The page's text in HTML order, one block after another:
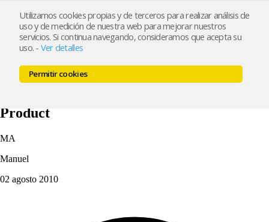
Utilizamos cookies propias y de terceros para realizar análisis de
uso y de medición de nuestra web para mejorar nuestros
servicios. Si continua navegando, consideramos que acepta su
uso. - Ver detalles
Permitir cookies
Inicio Características Ejemplos Precios Blog Contacto
Crear mi tienda
Inicio Características Ejemplos Precios Blog Contacto
Crear mi tienda
Product
MA
Manuel
02 agosto 2010